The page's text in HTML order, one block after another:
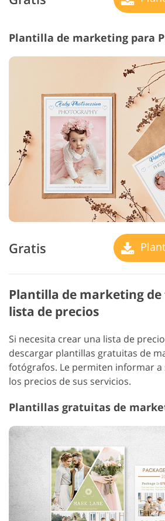
Gratis
Plantilla de marketing
lista de precios
Si necesita crear una lista de
descargar plantillas gratuitas de
fotógrafos. Le permiten informar a
los precios de sus servicios.